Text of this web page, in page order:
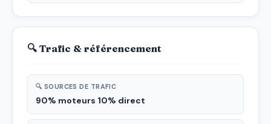
🔍 Trafic & référencement
🔍 SOURCES DE TRAFIC
90% moteurs 10% direct